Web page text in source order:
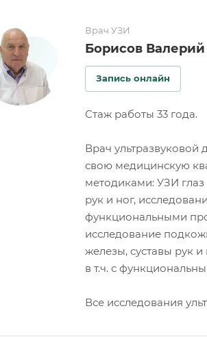
Врач УЗИ
Борисов
Запись онлайн
Стаж работы 33 года.
Врач
свою медицинскую
методиками: УЗИ
рук и ног,
функциональными
исследование
железы, суставы рук
в т.ч. с
Все исследования